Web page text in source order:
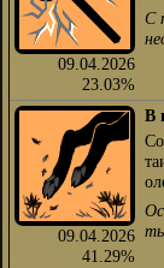
09.04.2026
23.03%
С
09.04.2026
41.29%
В